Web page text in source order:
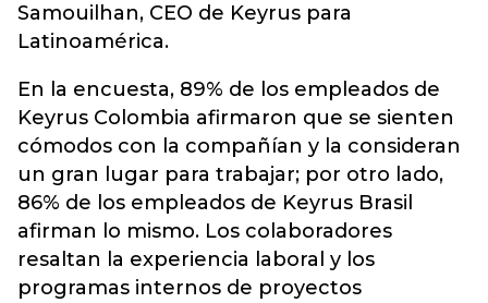
Samouilhan, CEO de Keyrus para
Latinoamérica.
En la encuesta, 89% de los empleados de
Keyrus Colombia afirmaron que se sienten
cómodos con la compañían y la consideran
un gran lugar para trabajar; por otro lado,
86% de los empleados de Keyrus Brasil
afirman lo mismo. Los colaboradores
resaltan la experiencia laboral y los
programas internos de proyectos